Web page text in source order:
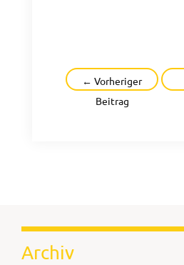
Beitragsnavigation
← Vorheriger
Beitrag
Archiv